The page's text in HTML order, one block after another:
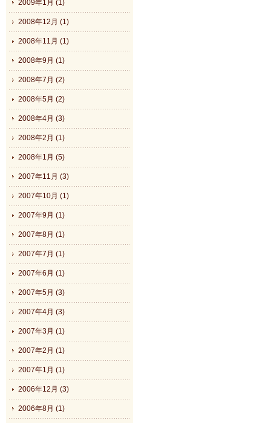
2009年1月 (1)
2008年12月 (1)
2008年11月 (1)
2008年9月 (1)
2008年7月 (2)
2008年5月 (2)
2008年4月 (3)
2008年2月 (1)
2008年1月 (5)
2007年11月 (3)
2007年10月 (1)
2007年9月 (1)
2007年8月 (1)
2007年7月 (1)
2007年6月 (1)
2007年5月 (3)
2007年4月 (3)
2007年3月 (1)
2007年2月 (1)
2007年1月 (1)
2006年12月 (3)
2006年8月 (1)